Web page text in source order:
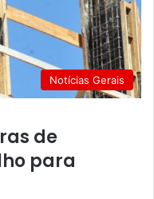
Notícias Gerais
de
para